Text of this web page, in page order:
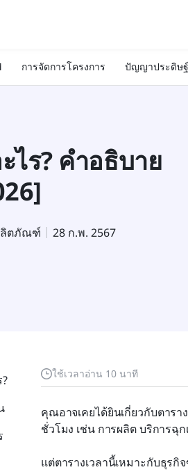
การจัดการโครงการ ปัญญาประดิษ
ไร? คำอธิบาย
ลิตภัณฑ์ 28 ก.พ. 2567
ใช้เวลาอ่าน 10 นาที
คุณอาจเคยได้ยินเกี่ยวกับตาร
ชั่วโมง เช่น การผลิต บริการฉุ
แต่ตารางเวลานี้เหมาะกับธุร